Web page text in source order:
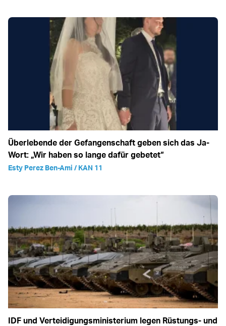
Überlebende der Gefangenschaft geben sich das Ja-
Wort: „Wir haben so lange dafür gebetet“
Esty Perez Ben-Ami / KAN 11
IDF und Verteidigungsministerium legen Rüstungs- und